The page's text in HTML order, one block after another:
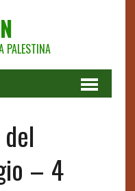
PALESTINA
– 4